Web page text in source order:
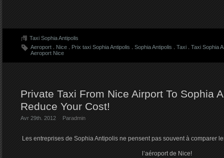
Taxi Sophia Antipolis
Aeroport
Nice Prix taxi Sophia Antipolis Sophia Antipolis Taxi
Taxi Sophia
Aeroport Nice
Private Taxi From Nice Airport To Sophia
Reduce Your Cost!
Avr 29th. 2012 Paradmin
Les entreprises de Sophia Antipolis ne pensent pas souvent à comparer
l’aéroport de Nice!